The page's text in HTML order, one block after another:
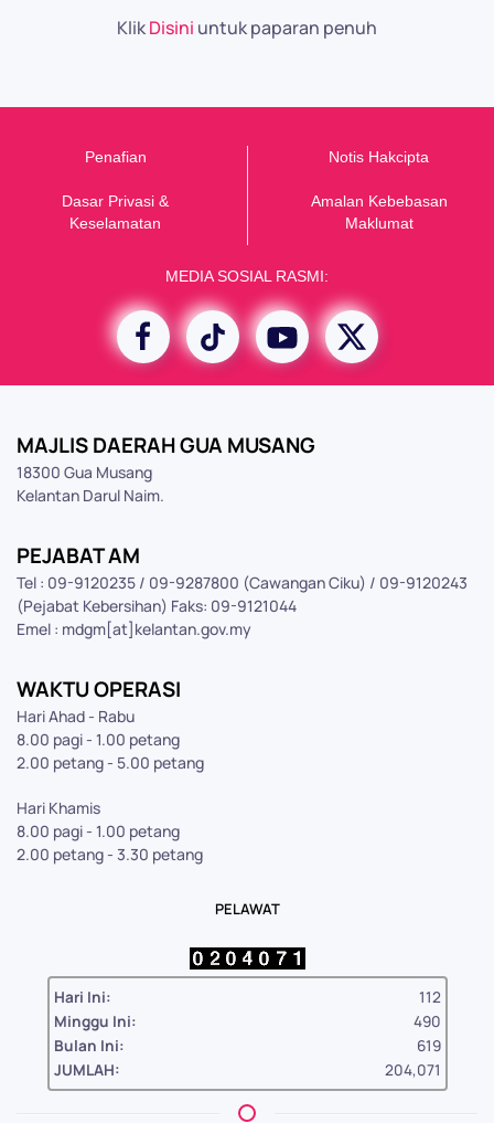
KlikDisini untuk paparan penuh
Penafian
Dasar Privasi &
Keselamatan
Notis Hakcipta
Amalan Kebebasan
Maklumat
MEDIA SOSIAL RASMI:
MAJLIS DAERAH GUA MUSANG
18300 Gua Musang
Kelantan Darul Naim.
PEJABAT AM
Tel : 09-9120235 / 09-9287800 (Cawangan Ciku) / 09-9120243
(Pejabat Kebersihan) Faks: 09-9121044
Emel : mdgm[at]kelantan.gov.my
WAKTU OPERASI
Hari Ahad - Rabu
8.00 pagi - 1.00 petang
2.00 petang - 5.00 petang
Hari Khamis
8.00 pagi - 1.00 petang
2.00 petang - 3.30 petang
PELAWAT
Hari Ini:
112
Minggu Ini:
490
Bulan Ini:
619
JUMLAH:
204,071